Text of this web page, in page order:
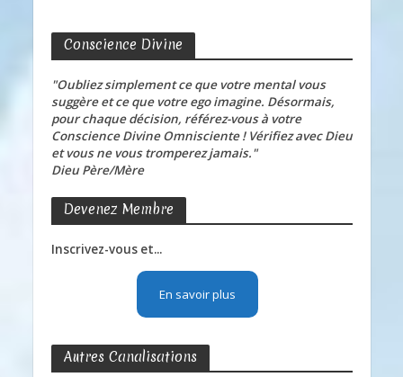
Conscience Divine
"Oubliez simplement ce que votre mental vous
suggère et ce que votre ego imagine. Désormais,
pour chaque décision, référez-vous à votre
Conscience Divine Omnisciente ! Vérifiez avec Dieu
et vous ne vous tromperez jamais."
Dieu Père/Mère
Devenez Membre
Inscrivez-vous et...
En savoir plus
Autres Canalisations